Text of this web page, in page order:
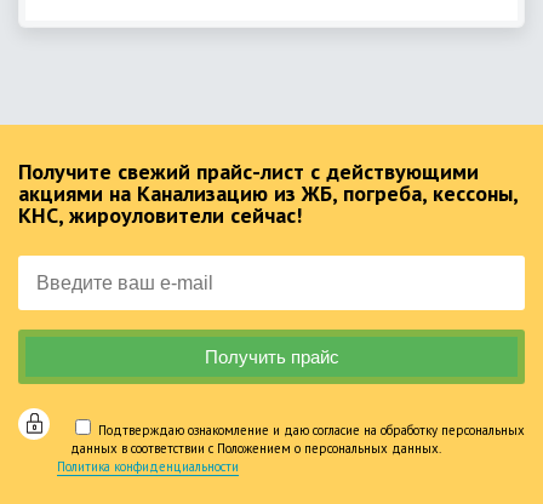
Получите свежий прайс-лист с действующими
акциями на Канализацию из ЖБ, погреба, кессоны,
КНС, жироуловители сейчас!
Подтверждаю ознакомление и даю согласие на обработку персональных
данных в соответствии с Положением о персональных данных.
Политика конфиденциальности